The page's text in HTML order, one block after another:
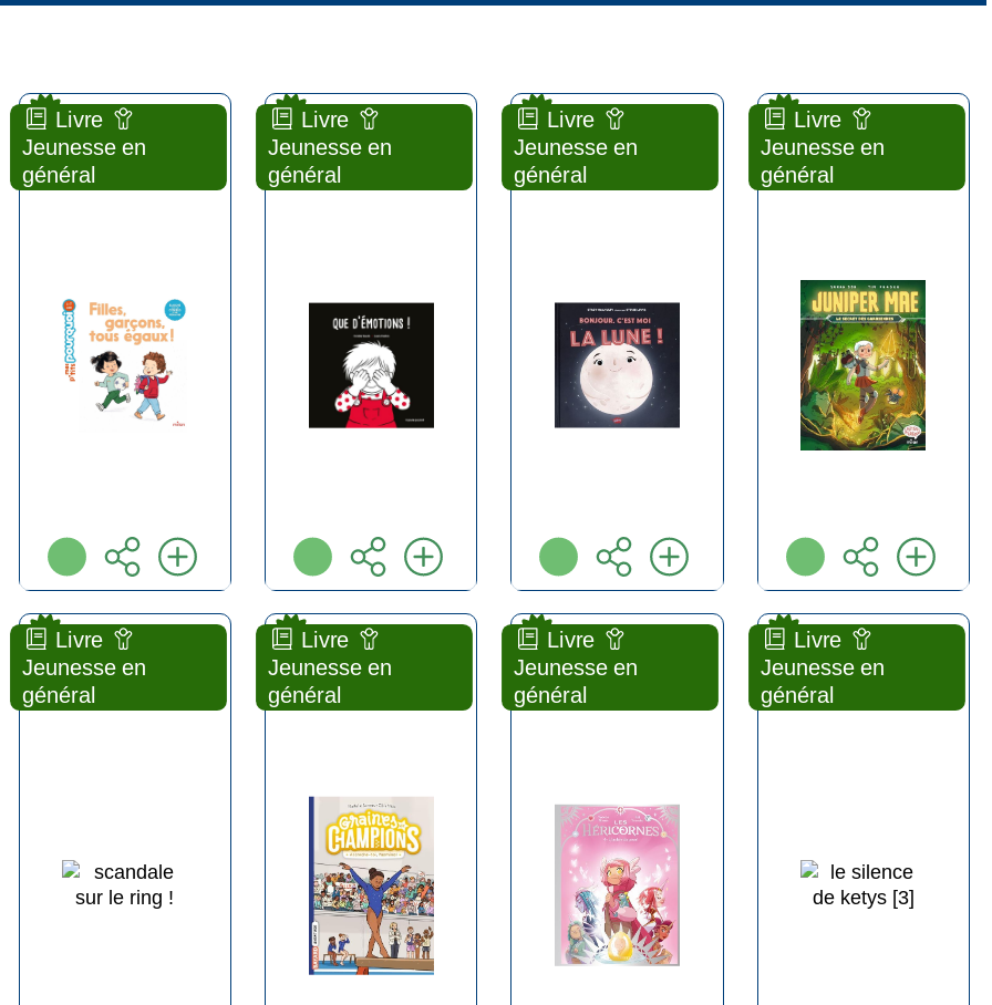
Livre
Jeunesse en
général
new
Éditions milan (
Toulouse - 2025
)
Plus d'infos
Livre
Jeunesse en
général
new
poule qui pond
( Clermont-
Ferrand - 2024 )
Plus d'infos
Livre
Jeunesse en
général
new
Splash! ( Paris -
2025 )
Plus d'infos
Livre
Jeunesse en
général
new
Sarah SOH
Milan (
Toulouse - 2025
)
Plus d'infos
Livre
Jeunesse en
général
new
Lunii ( Paris -
2026 )
Livre
Jeunesse en
général
new
SOMERS
Bayard
jeunesse (
Montrouge -
2024 )
Livre
Jeunesse en
général
new
le
Lombard ( Paris
- 2026 )
Plus d'infos
Livre
Jeunesse en
général
new
Lombard (
Bruxelles - 2025